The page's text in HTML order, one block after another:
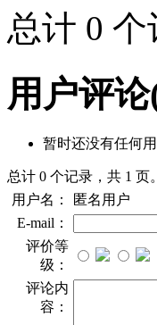
总计 0
用户评论
暂时还没有任何
总计 0 个记录，共 1 页
用户名：
匿名用户
E-mail：
评价等
级：
评论内
容：